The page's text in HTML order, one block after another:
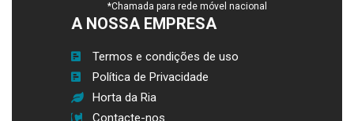
*Chamada para rede móvel nacional
A NOSSA EMPRESA
Termos e condições de uso
Política de Privacidade
Horta da Ria
Contacte-nos